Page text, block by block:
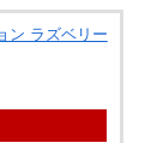
ン ラズベリー